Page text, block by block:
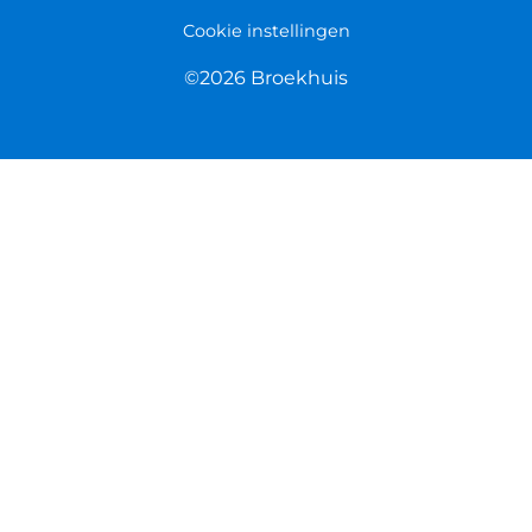
Cookie instellingen
©2026 Broekhuis